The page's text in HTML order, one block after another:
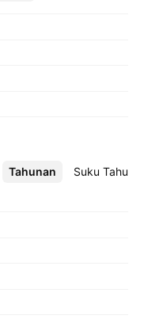
Tahunan Suku
Lebih